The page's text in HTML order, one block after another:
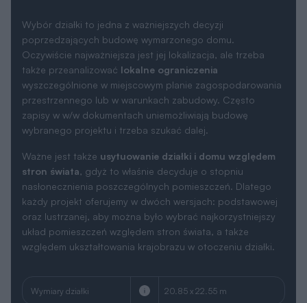
Wybór działki to jedna z ważniejszych decyzji
poprzedzających budowę wymarzonego domu.
Oczywiście najważniejsza jest jej lokalizacja, ale trzeba
także przeanalizować lokalne ograniczenia
wyszczególnione w miejscowym planie zagospodarowania
przestrzennego lub w warunkach zabudowy. Często
zapisy w w/w dokumentach uniemożliwiają budowę
wybranego projektu i trzeba szukać dalej.
Ważne jest także usytuowanie działki i domu względem
stron świata, gdyż to właśnie decyduje o stopniu
nasłonecznienia poszczególnych pomieszczeń. Dlatego
każdy projekt oferujemy w dwóch wersjach: podstawowej
oraz lustrzanej, aby można było wybrać najkorzystniejszy
układ pomieszczeń względem stron świata, a także
względem ukształtowania krajobrazu w otoczeniu działki.
Wymiary działki 20.85 x 22.55 m